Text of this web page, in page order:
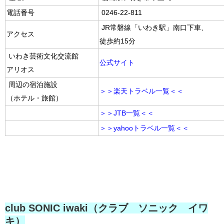
電話番号
0246-22-811
アクセス
JR常磐線「いわき駅」南口下車、
徒歩約15分
いわき芸術文化交流館
アリオス
公式サイト
周辺の宿泊施設
（ホテル・旅館）
＞＞楽天トラベル一覧＜＜
＞＞JTB一覧＜＜
＞＞yahooトラベル一覧＜＜
club SONIC iwaki（クラブ ソニック イワ
キ）